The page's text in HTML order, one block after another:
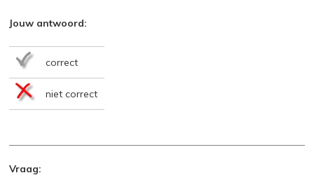
Jouw antwoord:
correct
niet correct
Vraag: